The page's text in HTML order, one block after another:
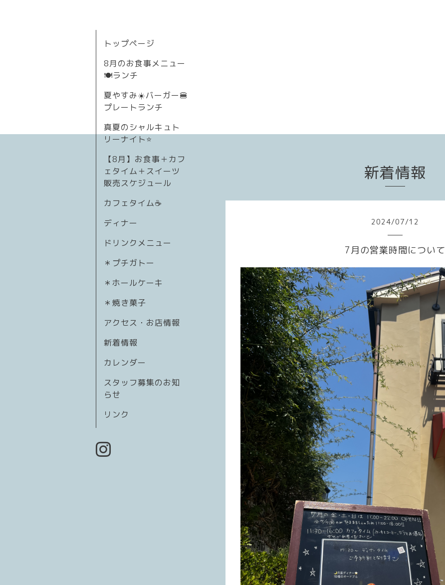
トップページ
8月のお食事メニュー
🍽ランチ
夏やすみ☀️バーガー🍔
プレートランチ
真夏のシャルキュト
リーナイト⭐
【8月】お食事＋カフ
ェタイム＋スイーツ
販売スケジュール
カフェタイム☕️
ディナー
ドリンクメニュー
＊プチガトー
＊ホールケーキ
＊焼き菓子
アクセス・お店情報
新着情報
カレンダー
スタッフ募集のお知
らせ
リンク
新着情報
2024/07/12
7月の営業時間について